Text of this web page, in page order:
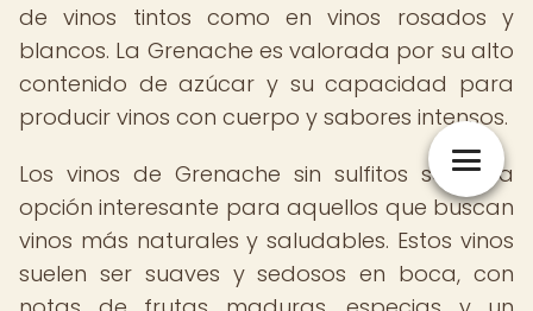
de vinos tintos como en vinos rosados y
blancos. La Grenache es valorada por su alto
contenido de azúcar y su capacidad para
producir vinos con cuerpo y sabores intensos.
Los vinos de Grenache sin sulfitos son una
opción interesante para aquellos que buscan
vinos más naturales y saludables. Estos vinos
suelen ser suaves y sedosos en boca, con